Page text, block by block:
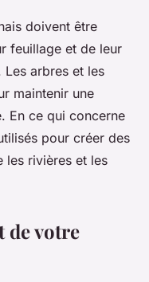
doivent être
feuillage et de leur
arbres et les
maintenir une
En ce qui concerne
pour créer des
les rivières et les
de votre